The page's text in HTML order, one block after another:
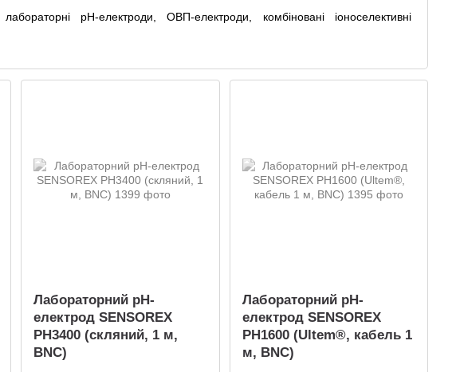
лабораторні pH-електроди, ОВП-електроди, комбіновані іоноселективні
Лабораторний pH-
електрод SENSOREX
PH3400 (скляний, 1 м,
BNC)
Лабораторний pH-
електрод SENSOREX
PH1600 (Ultem®, кабель 1
м, BNC)